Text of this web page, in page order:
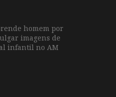
homem por
imagens de
infantil no AM